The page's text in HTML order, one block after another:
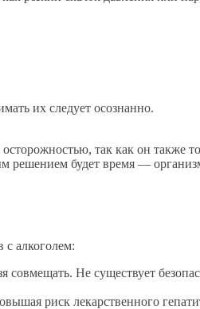
их следует осознанно.
так как он также
решением будет время —
алкоголем:
Не существует
риск лекарственного